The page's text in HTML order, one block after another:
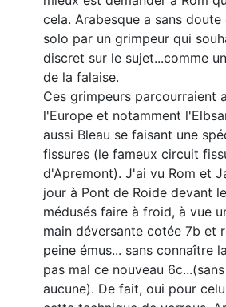
cela. Arabesque a sans
solo par un grimpeur qui
discret sur le sujet...comme
de la falaise.
Ces grimpeurs parcourraient
l'Europe et notamment
aussi Bleau se faisant une
fissures (le fameux circuit
d'Apremont). J'ai vu Rom et
jour à Pont de Roide devant
médusés faire à froid, à vue
main déversante cotée 7b et
peine émus... sans connaître
pas mal ce nouveau
aucune). De fait, oui pour